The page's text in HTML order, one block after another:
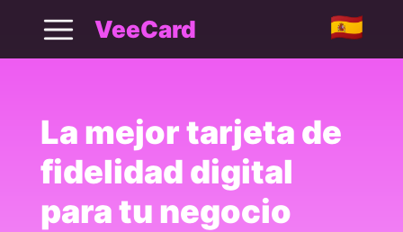
VeeCard
La mejor tarjeta de
fidelidad digital
para tu negocio